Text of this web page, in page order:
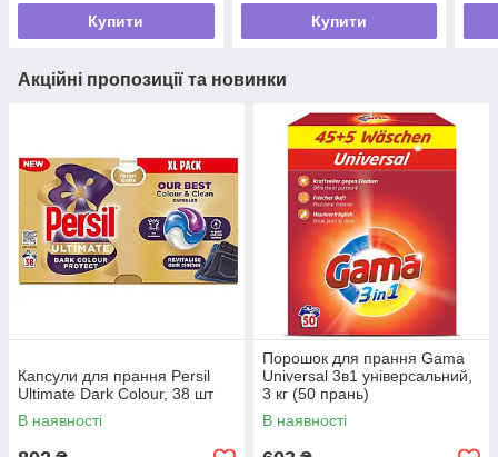
Купити Купити
Акційні пропозиції та новинки
Капсули для прання Persil
Ultimate Dark Colour, 38 шт
В наявності
Порошок для прання Gama
Universal 3в1 універсальний,
3 кг (50 прань)
В наявності